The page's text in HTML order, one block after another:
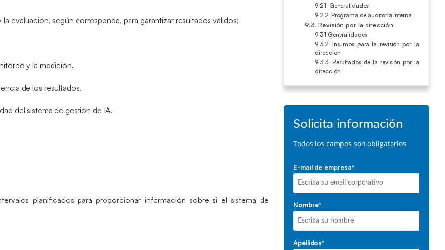
evaluación, según corresponda, para garantizar resultados válidos;
y la medición.
de los resultados.
del sistema de gestión de IA.
planificados para proporcionar información sobre si el sistema de
9.2.1. Generalidades
9.2.2. Programa de auditoría interna
9.3. Revisión por la dirección
9.3.1 Generalidades
9.3.2. Insumos para la revisión por la
dirección
9.3.3. Resultados de la revisión por la
dirección
Solicita información
Todos los campos son obligatorios
E-mail de empresa*
Nombre*
Apellidos*